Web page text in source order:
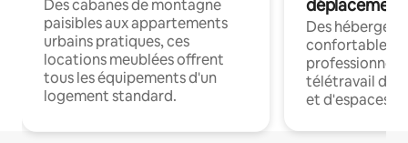
Des cabanes de montagne
paisibles aux appartements
urbains pratiques, ces
locations meublées offrent
tous les équipements d'un
logement standard.
déplacement
Des
confortables
professionnels
télétravail
et d'espaces